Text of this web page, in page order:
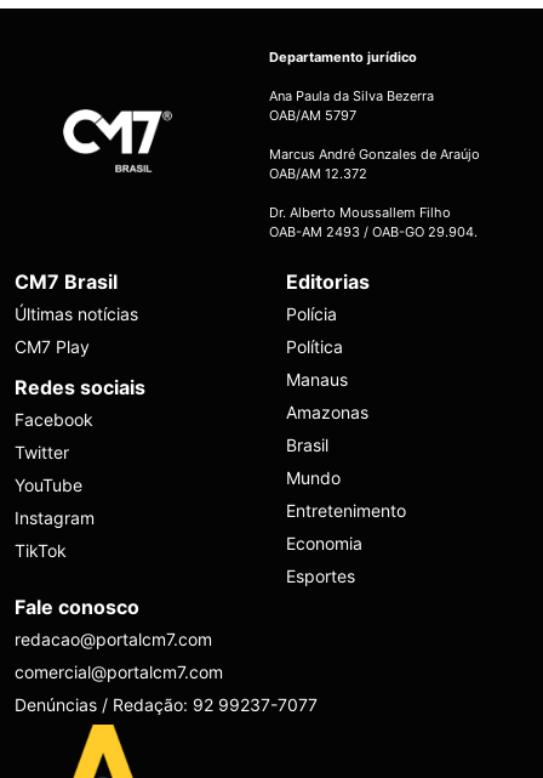
Departamento jurídico
Ana Paula da Silva Bezerra
OAB/AM 5797
Marcus André Gonzales de Araújo
OAB/AM 12.372
Dr. Alberto Moussallem Filho
OAB-AM 2493 / OAB-GO 29.904.
CM7 Brasil
Últimas notícias
CM7 Play
Redes sociais
Facebook
Twitter
YouTube
Instagram
TikTok
Editorias
Polícia
Política
Manaus
Amazonas
Brasil
Mundo
Entretenimento
Economia
Esportes
Fale conosco
redacao@portalcm7.com
comercial@portalcm7.com
Denúncias / Redação: 92 99237-7077